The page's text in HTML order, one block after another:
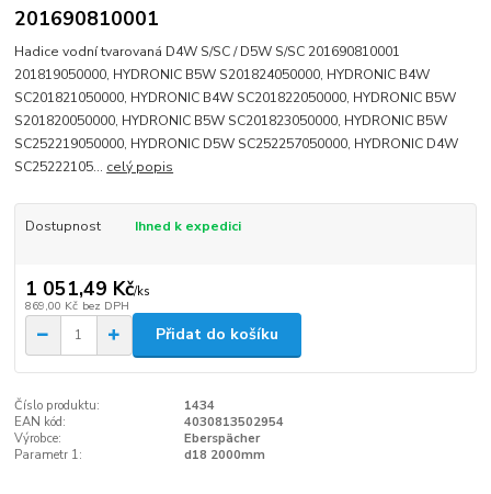
201690810001
Hadice vodní tvarovaná D4W S/SC / D5W S/SC 201690810001
201819050000, HYDRONIC B5W S201824050000, HYDRONIC B4W
SC201821050000, HYDRONIC B4W SC201822050000, HYDRONIC B5W
S201820050000, HYDRONIC B5W SC201823050000, HYDRONIC B5W
SC252219050000, HYDRONIC D5W SC252257050000, HYDRONIC D4W
SC25222105... celý popis
Dostupnost Ihned k expedici
1 051,49 Kč/ks
869,00 Kč bez DPH
Přidat do košíku
Číslo produktu:
1434
EAN kód:
4030813502954
Výrobce:
Eberspächer
Parametr 1:
d18 2000mm